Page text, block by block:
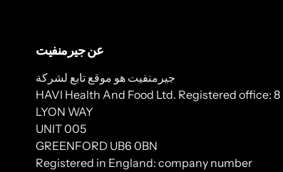
عن جيرمنفيت
جيرمنفيت هو موقع تابع لشركة
HAVI Health And Food Ltd. Registered office: 8
LYON WAY
UNIT 005
GREENFORD UB6 0BN
Registered in England: company number